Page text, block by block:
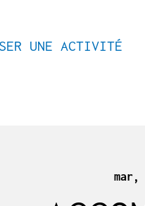
UNE ACTIVITÉ
mar,